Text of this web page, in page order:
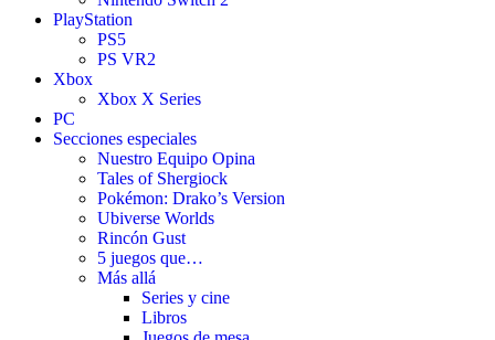
PlayStation
PS5
PS VR2
Xbox
Xbox X Series
PC
Secciones especiales
Nuestro Equipo Opina
Tales of Shergiock
Pokémon: Drako’s Version
Ubiverse Worlds
Rincón Gust
5 juegos que…
Más allá
Series y cine
Libros